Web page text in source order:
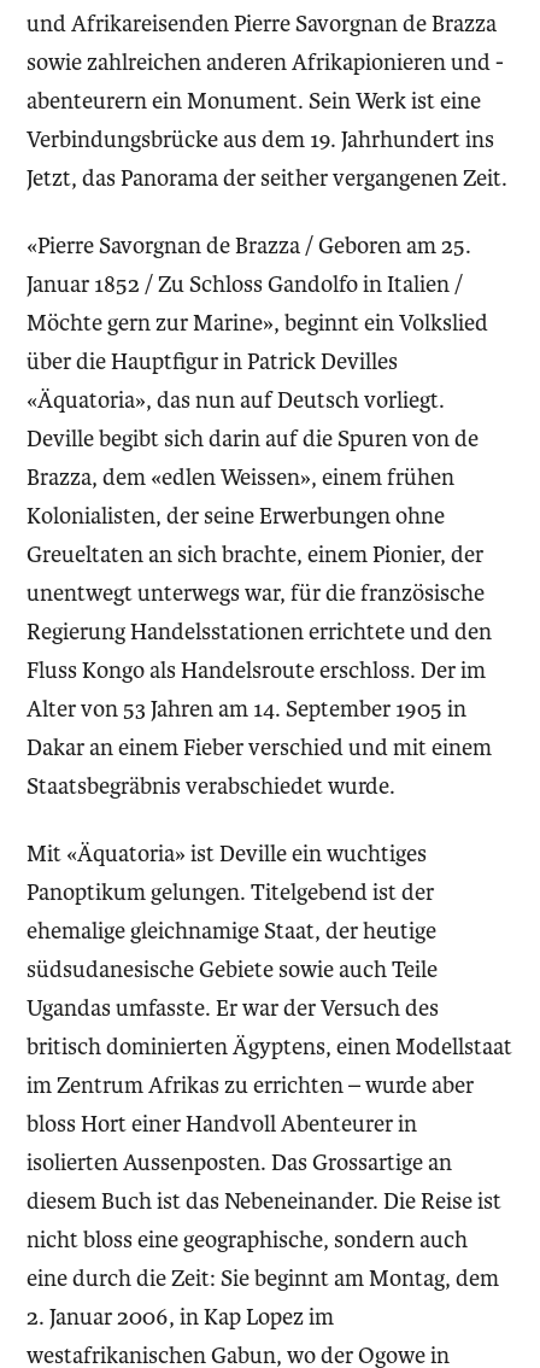
und Afrikareisenden Pierre Savorgnan de Brazza
sowie zahlreichen anderen Afrikapionieren und -
abenteurern ein Monument. Sein Werk ist eine
Verbindungsbrücke aus dem 19. Jahrhundert ins
Jetzt, das Panorama der seither vergangenen Zeit.
«Pierre Savorgnan de Brazza / Geboren am 25.
Januar 1852 / Zu Schloss Gandolfo in Italien /
Möchte gern zur Marine», beginnt ein Volkslied
über die Hauptfigur in Patrick Devilles
«Äquatoria», das nun auf Deutsch vorliegt.
Deville begibt sich darin auf die Spuren von de
Brazza, dem «edlen Weissen», einem frühen
Kolonialisten, der seine Erwerbungen ohne
Greueltaten an sich brachte, einem Pionier, der
unentwegt unterwegs war, für die französische
Regierung Handelsstationen errichtete und den
Fluss Kongo als Handelsroute erschloss. Der im
Alter von 53 Jahren am 14. September 1905 in
Dakar an einem Fieber verschied und mit einem
Staatsbegräbnis verabschiedet wurde.
Mit «Äquatoria» ist Deville ein wuchtiges
Panoptikum gelungen. Titelgebend ist der
ehemalige gleichnamige Staat, der heutige
südsudanesische Gebiete sowie auch Teile
Ugandas umfasste. Er war der Versuch des
britisch dominierten Ägyptens, einen Modellstaat
im Zentrum Afrikas zu errichten – wurde aber
bloss Hort einer Handvoll Abenteurer in
isolierten Aussenposten. Das Grossartige an
diesem Buch ist das Nebeneinander. Die Reise ist
nicht bloss eine geographische, sondern auch
eine durch die Zeit: Sie beginnt am Montag, dem
2. Januar 2006, in Kap Lopez im
westafrikanischen Gabun, wo der Ogowe in